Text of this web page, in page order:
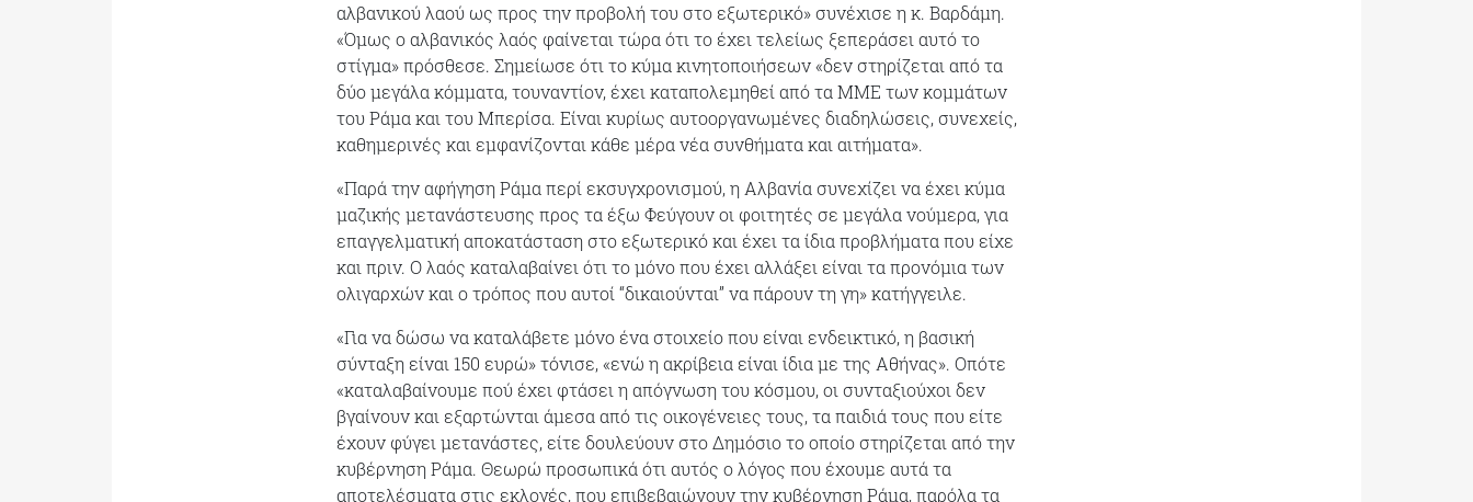
αλβανικού λαού ως προς την προβολή του στο εξωτερικό» συνέχισε η κ. Βαρδάμη.
«Όμως ο αλβανικός λαός φαίνεται τώρα ότι το έχει τελείως ξεπεράσει αυτό το
στίγμα» πρόσθεσε. Σημείωσε ότι το κύμα κινητοποιήσεων «δεν στηρίζεται από τα
δύο μεγάλα κόμματα, τουναντίον, έχει καταπολεμηθεί από τα ΜΜΕ των κομμάτων
του Ράμα και του Μπερίσα. Είναι κυρίως αυτοοργανωμένες διαδηλώσεις, συνεχείς,
καθημερινές και εμφανίζονται κάθε μέρα νέα συνθήματα και αιτήματα».
«Παρά την αφήγηση Ράμα περί εκσυγχρονισμού, η Αλβανία συνεχίζει να έχει κύμα
μαζικής μετανάστευσης προς τα έξω Φεύγουν οι φοιτητές σε μεγάλα νούμερα, για
επαγγελματική αποκατάσταση στο εξωτερικό και έχει τα ίδια προβλήματα που είχε
και πριν. Ο λαός καταλαβαίνει ότι το μόνο που έχει αλλάξει είναι τα προνόμια των
ολιγαρχών και ο τρόπος που αυτοί “δικαιούνται” να πάρουν τη γη» κατήγγειλε.
«Για να δώσω να καταλάβετε μόνο ένα στοιχείο που είναι ενδεικτικό, η βασική
σύνταξη είναι 150 ευρώ» τόνισε, «ενώ η ακρίβεια είναι ίδια με της Αθήνας». Οπότε
«καταλαβαίνουμε πού έχει φτάσει η απόγνωση του κόσμου, οι συνταξιούχοι δεν
βγαίνουν και εξαρτώνται άμεσα από τις οικογένειες τους, τα παιδιά τους που είτε
έχουν φύγει μετανάστες, είτε δουλεύουν στο Δημόσιο το οποίο στηρίζεται από την
κυβέρνηση Ράμα. Θεωρώ προσωπικά ότι αυτός ο λόγος που έχουμε αυτά τα
αποτελέσματα στις εκλογές, που επιβεβαιώνουν την κυβέρνηση Ράμα, παρόλα τα